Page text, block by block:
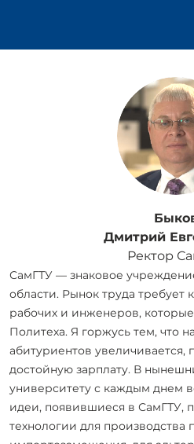
Дмитрий
Ректор
СамГТУ — знаковое
области. Рынок труда
рабочих и инженеров, которые
Политеха. Я горжусь тем, что
абитуриентов увеличивается,
достойную зарплату. В
университету с каждым днем
идеи, появившиеся в СамГТУ,
технологии для производства